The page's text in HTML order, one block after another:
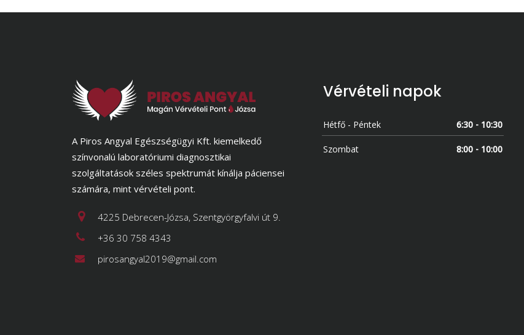
A Piros Angyal Egészségügyi Kft. kiemelkedő
színvonalú laboratóriumi diagnosztikai
szolgáltatások széles spektrumát kínálja páciensei
számára, mint vérvételi pont.
4225 Debrecen-Józsa, Szentgyörgyfalvi út 9.
+36 30 758 4343
pirosangyal2019@gmail.com
Vérvételi napok
Hétfő - Péntek 6:30 - 10:30
Szombat 8:00 - 10:00